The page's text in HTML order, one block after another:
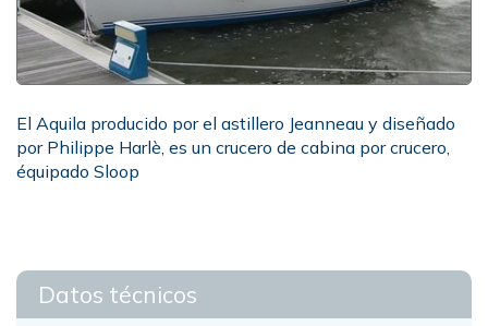
El Aquila producido por el astillero Jeanneau y diseñado
por Philippe Harlè, es un crucero de cabina por crucero,
équipado Sloop
Datos técnicos